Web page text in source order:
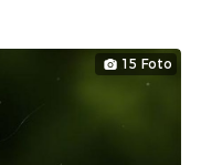
15 Foto